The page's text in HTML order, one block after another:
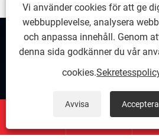
Om oss
Kontakta oss
FÖLJ OSS
Vi använder cookies för att ge
webbupplevelse, analysera
och anpassa innehåll. Genom
denna sida godkänner du vår
cookies.
Avvisa Acceptera